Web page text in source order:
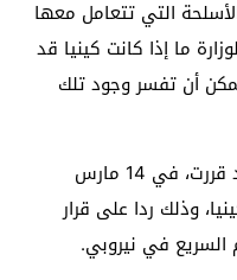
التي تتعامل معها
ما إذا كانت كينيا قد
أن تفسر وجود تلك
يُذكر أن الحكومة السودانية كانت قد قررت، في 14 مارس
وذلك ردا على قرار
السريع في نيروبي.